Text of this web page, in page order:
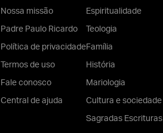
Nossa missão
Padre Paulo Ricardo
Política de privacidade
Termos de uso
Fale conosco
Central de ajuda
Espiritualidade
Teologia
Família
História
Mariologia
Cultura e sociedade
Sagradas Escrituras